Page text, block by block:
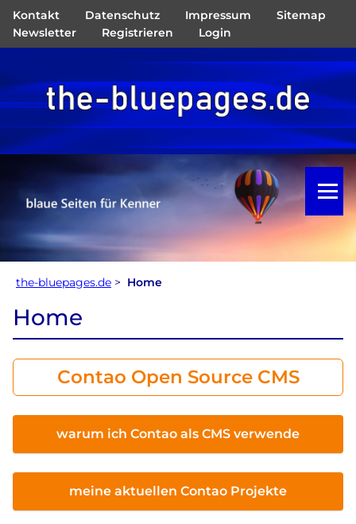
Navigation
überspringen
Kontakt Datenschutz Impressum
Sitemap
Newsletter
Registrieren Login
the-bluepages.de > Home
Home
Contao Open Source CMS
warum ich Contao als CMS verwende
meine aktuellen Contao Projekte